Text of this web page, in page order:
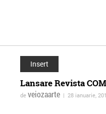
Insert
Lansare Revista
de veiozaarte | 28 ianuarie,